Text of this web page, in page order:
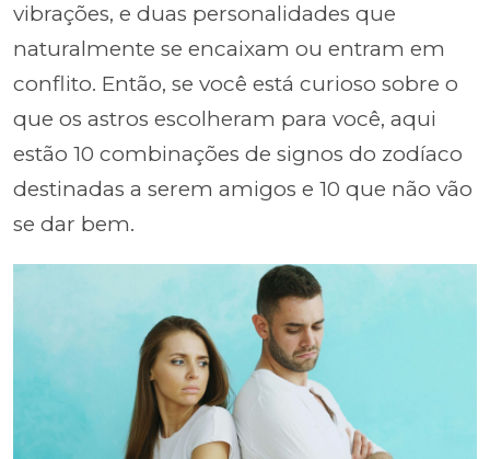
vibrações, e duas personalidades que
naturalmente se encaixam ou entram em
conflito. Então, se você está curioso sobre o
que os astros escolheram para você, aqui
estão 10 combinações de signos do zodíaco
destinadas a serem amigos e 10 que não vão
se dar bem.